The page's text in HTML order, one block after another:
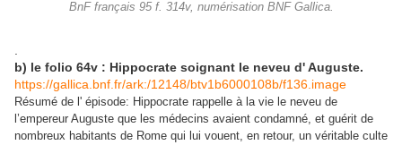
BnF français 95 f. 314v, numérisation BNF Gallica.
b) le folio 64v : Hippocrate soignant le neveu d' Auguste.
https://gallica.bnf.fr/ark:/12148/btv1b6000108b/f136.image
Résumé de l' épisode: Hippocrate rappelle à la vie le neveu de
l’empereur Auguste que les médecins avaient condamné, et guérit de
nombreux habitants de Rome qui lui vouent, en retour, un véritable culte